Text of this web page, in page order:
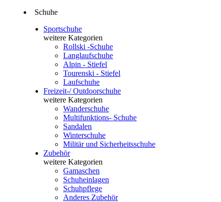
Schuhe
Sportschuhe
weitere Kategorien
Rollski -Schuhe
Langlaufschuhe
Alpin - Stiefel
Tourenski - Stiefel
Laufschuhe
Freizeit-/ Outdoorschuhe
weitere Kategorien
Wanderschuhe
Multifunktions- Schuhe
Sandalen
Winterschuhe
Militär und Sicherheitsschuhe
Zubehör
weitere Kategorien
Gamaschen
Schuheinlagen
Schuhpflege
Anderes Zubehör